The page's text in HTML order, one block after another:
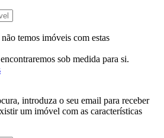
temos imóveis com estas
sob medida para si.
introduza o seu email para receber
um imóvel com as características